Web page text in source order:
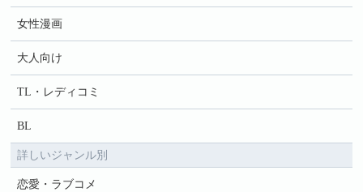
女性漫画
大人向け
TL・レディコミ
BL
詳しいジャンル別
恋愛・ラブコメ